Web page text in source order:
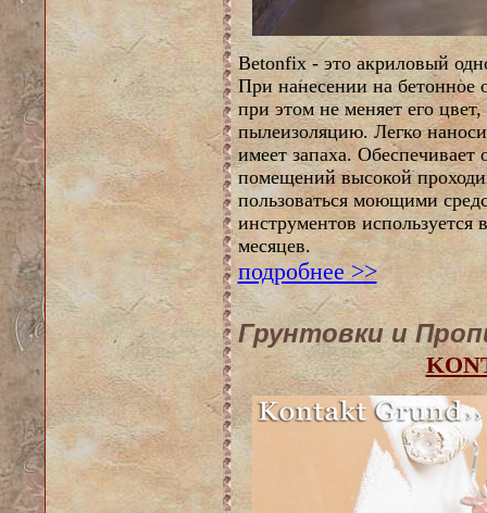
Betonfix - это акриловый
При нанесении на бетонное
при этом не меняет его
пылеизоляцию. Легко
имеет запаха.
помещений высокой
пользоваться моющими
инструментов
месяцев.
подробнее >>
Грунтовки и